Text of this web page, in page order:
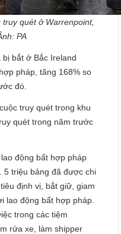
quét ở Warrenpoint,
PA
bắt ở Bắc Ireland
pháp, tăng 168% so
đó.
truy quét trong khu
quét trong năm trước
động bất hợp pháp
5 triệu bảng đã được chi
định vị, bắt giữ, giam
lao động bất hợp pháp.
trong các tiệm
rửa xe, làm shipper